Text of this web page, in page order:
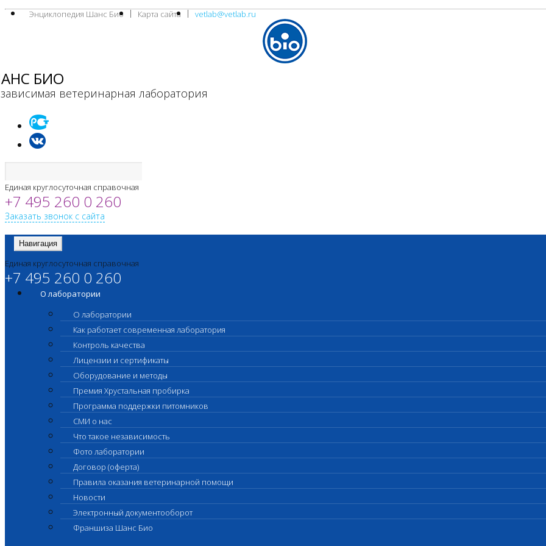
Энциклопедия Шанс Био Карта сайта vetlab@vetlab.ru
БИО
ветеринарная лаборатория
Единая круглосуточная справочная
+7 495 260 0 260
Заказать звонок с сайта
Навигация
Единая круглосуточная справочная
+7 495 260 0 260
О лаборатории
О лаборатории
Как работает современная лаборатория
Контроль качества
Лицензии и сертификаты
Оборудование и методы
Премия Хрустальная пробирка
Программа поддержки питомников
СМИ о нас
Что такое независимость
Фото лаборатории
Договор (оферта)
Правила оказания ветеринарной помощи
Новости
Электронный документооборот
Франшиза Шанс Био